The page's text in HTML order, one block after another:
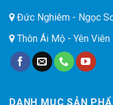
Đức Nghiêm - Ngọc
Thôn Ái Mộ - Yên
DANH MỤC SẢN